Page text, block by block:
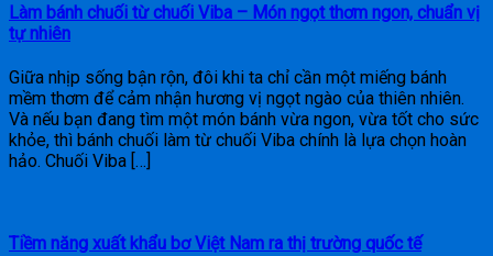
Làm bánh chuối từ chuối Viba – Món ngọt thơm ngon, chuẩn vị
tự nhiên
Giữa nhịp sống bận rộn, đôi khi ta chỉ cần một miếng bánh
mềm thơm để cảm nhận hương vị ngọt ngào của thiên nhiên.
Và nếu bạn đang tìm một món bánh vừa ngon, vừa tốt cho sức
khỏe, thì bánh chuối làm từ chuối Viba chính là lựa chọn hoàn
hảo. Chuối Viba […]
Tiềm năng xuất khẩu bơ Việt Nam ra thị trường quốc tế